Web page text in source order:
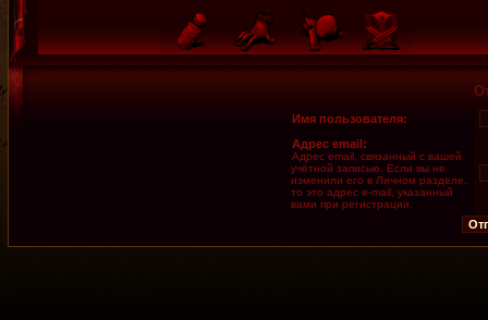
Имя пользователя:
Адрес email:
Адрес email, связанный с вашей
учётной записью. Если вы не
изменили его в Личном разделе,
то это адрес e-mail, указанный
вами при регистрации.